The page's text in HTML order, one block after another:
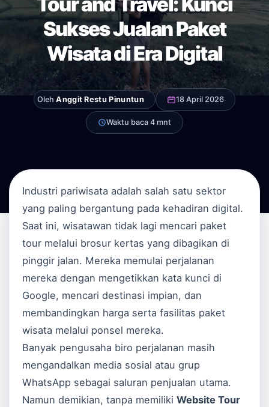
Sukses Jualan Paket
Wisata di Era Digital
OlehAnggit Restu Pinuntun 18 April 2026
Waktu baca 4 mnt
Industri pariwisata adalah salah satu sektor
yang paling bergantung pada kehadiran digital.
Saat ini, wisatawan tidak lagi mencari paket
tour melalui brosur kertas yang dibagikan di
pinggir jalan. Mereka memulai perjalanan
mereka dengan mengetikkan kata kunci di
Google, mencari destinasi impian, dan
membandingkan harga serta fasilitas paket
wisata melalui ponsel mereka.
Banyak pengusaha biro perjalanan masih
mengandalkan media sosial atau grup
WhatsApp sebagai saluran penjualan utama.
Namun demikian, tanpa memilikiWebsite Tour